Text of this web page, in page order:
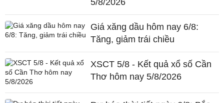
5/8/2026
Giá xăng dầu hôm nay 6/8:
Tăng, giảm trái chiều
XSCT 5/8 - Kết quả xổ số Cần
Thơ hôm nay 5/8/2026